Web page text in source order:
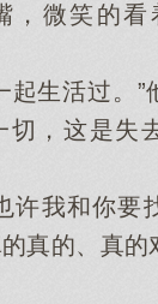
微笑的看
生活过。”
切，这是失
我和你要
真的、真的